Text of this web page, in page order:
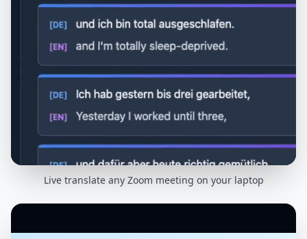
Live translate any Zoom meeting on your laptop